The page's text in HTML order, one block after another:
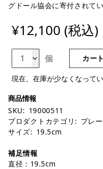
グドール協会に寄付されてい
¥12,100 (税込)
個 カー
現在、在庫が少なくなって
SKU: 19000511
プロダクトカテゴリ: プレ
サイズ: 19.5cm
補足情報
直径：19.5cm